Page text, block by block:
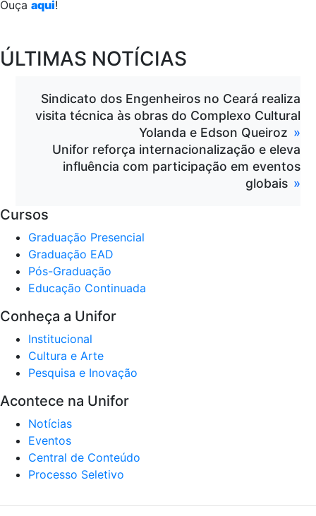
Ouça aqui!
ÚLTIMAS NOTÍCIAS
Sindicato dos Engenheiros no Ceará realiza
visita técnica às obras do Complexo Cultural
Yolanda e Edson Queiroz
Unifor reforça internacionalização e eleva
influência com participação em eventos
globais
Cursos
Graduação Presencial
Graduação EAD
Pós-Graduação
Educação Continuada
Conheça a Unifor
Institucional
Cultura e Arte
Pesquisa e Inovação
Acontece na Unifor
Notícias
Eventos
Central de Conteúdo
Processo Seletivo